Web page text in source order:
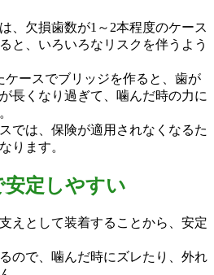
、欠損歯数が1～2本程度のケース
と、いろいろなリスクを伴うよう
ケースでブリッジを作ると、歯が
長くなり過ぎて、噛んだ時の力に
では、保険が適用されなくなるた
ります。
定しやすい
えとして装着することから、安定
ので、噛んだ時にズレたり、外れ